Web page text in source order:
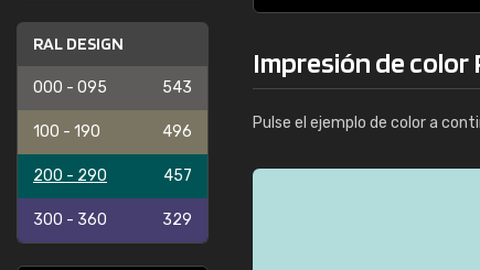
RAL DESIGN
000 - 095 543
100 - 190 496
200 - 290 457
300 - 360 329
Impresión de color
Pulse el ejemplo de color a